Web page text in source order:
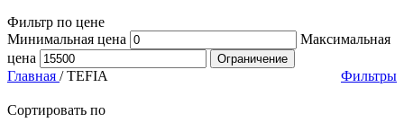
Фильтр по цене
Минимальная цена
Максимальная
цена
Ограничение
Главная / TEFIA Фильтры
Сортировать по